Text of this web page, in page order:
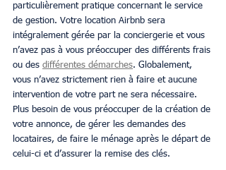
particulièrement pratique concernant le service
de gestion. Votre location Airbnb sera
intégralement gérée par la conciergerie et vous
n’avez pas à vous préoccuper des différents frais
ou des différentes démarches. Globalement,
vous n’avez strictement rien à faire et aucune
intervention de votre part ne sera nécessaire.
Plus besoin de vous préoccuper de la création de
votre annonce, de gérer les demandes des
locataires, de faire le ménage après le départ de
celui-ci et d’assurer la remise des clés.